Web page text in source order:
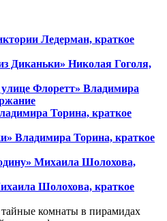
Ледерман, краткое
Диканьки» Николая Гоголя,
Флоретт» Владимира
Торина, краткое
Владимира Торина, краткое
Михаила Шолохова,
Шолохова, краткое